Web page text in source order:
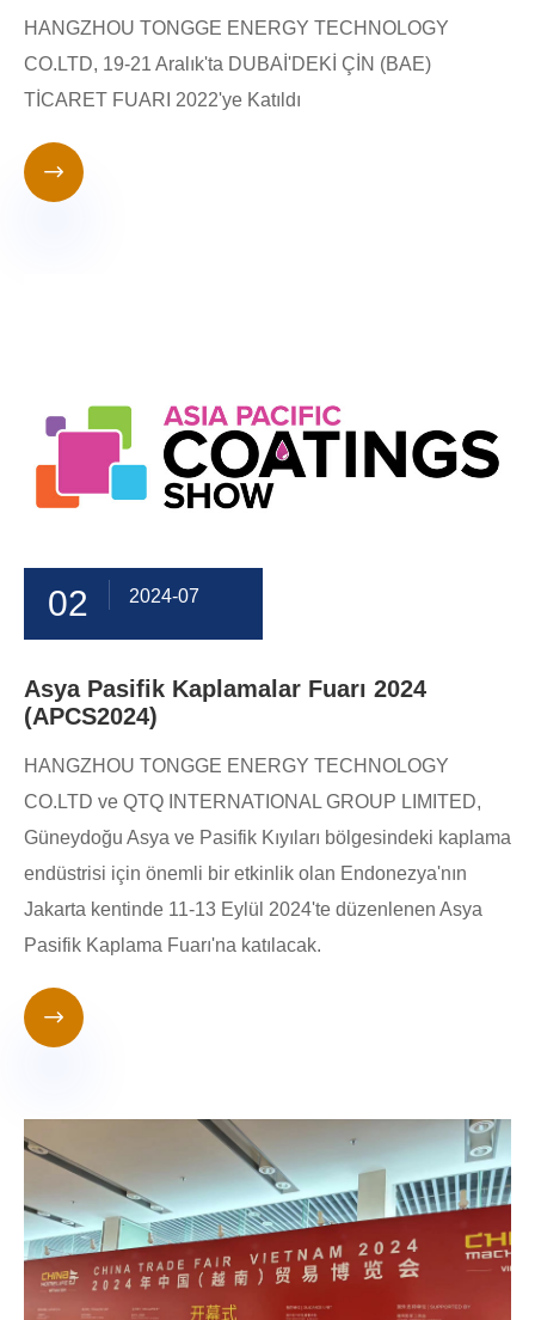
HANGZHOU TONGGE ENERGY TECHNOLOGY
CO.LTD, 19-21 Aralık'ta DUBAİ'DEKİ ÇİN (BAE)
TİCARET FUARI 2022'ye Katıldı

02 2024-07
Asya Pasifik Kaplamalar Fuarı 2024
(APCS2024)
HANGZHOU TONGGE ENERGY TECHNOLOGY
CO.LTD ve QTQ INTERNATIONAL GROUP LIMITED,
Güneydoğu Asya ve Pasifik Kıyıları bölgesindeki kaplama
endüstrisi için önemli bir etkinlik olan Endonezya'nın
Jakarta kentinde 11-13 Eylül 2024'te düzenlenen Asya
Pasifik Kaplama Fuarı'na katılacak.
